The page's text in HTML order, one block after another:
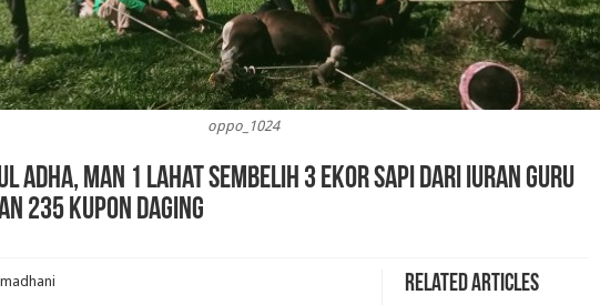
oppo_1024
Adha, MAN 1 Lahat Sembelih 3 Ekor Sapi dari Iuran Guru
235 Kupon Daging
Related Articles